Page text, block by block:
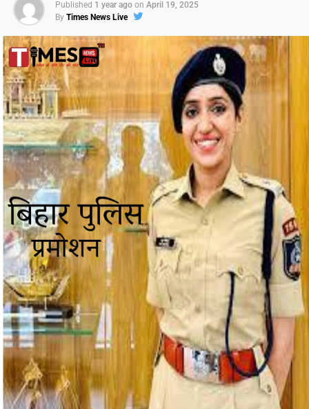
Published 1 year ago on April 19, 2025
By Times News Live